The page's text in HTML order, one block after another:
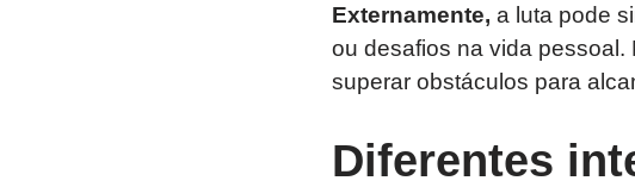
Externamente, a luta pode
ou desafios na vida
superar obstáculos para
Diferentes